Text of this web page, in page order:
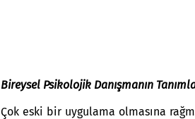
Bireysel Psikolojik Danışmanın
Çok eski bir uygulama olmasına